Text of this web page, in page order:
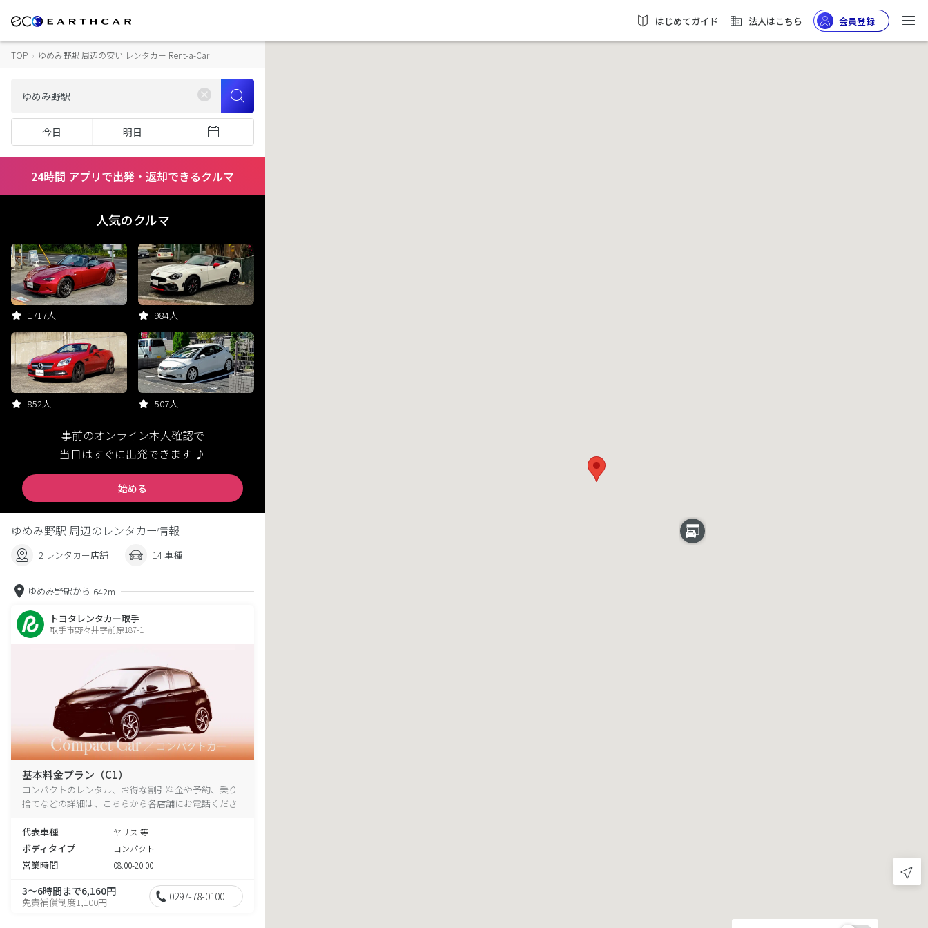
はじめてガイド 法人はこちら 会員登録
TOP › ゆめみ野駅 周辺の安い レンタカー Rent-a-Car
今日 明日
24時間 アプリで出発・返却できるクルマ
人気のクルマ
1717人 984人
852人 507人
事前のオンライン本人確認で
当日はすぐに出発できます ♪
始める
ゆめみ野駅 周辺のレンタカー情報
2 レンタカー店舗 14 車種
ゆめみ野駅から 642m
トヨタレンタカー取手
取手市野々井字前原187-1
基本料金プラン（C1）
コンパクトのレンタル、お得な割引料金や予約、乗り
捨てなどの詳細は、こちらから各店舗にお電話くださ
代表車種
ヤリス 等
ボディタイプ コンパクト
営業時間 08:00-20:00
3～6時間まで6,160円
免責補償制度1,100円 0297-78-0100